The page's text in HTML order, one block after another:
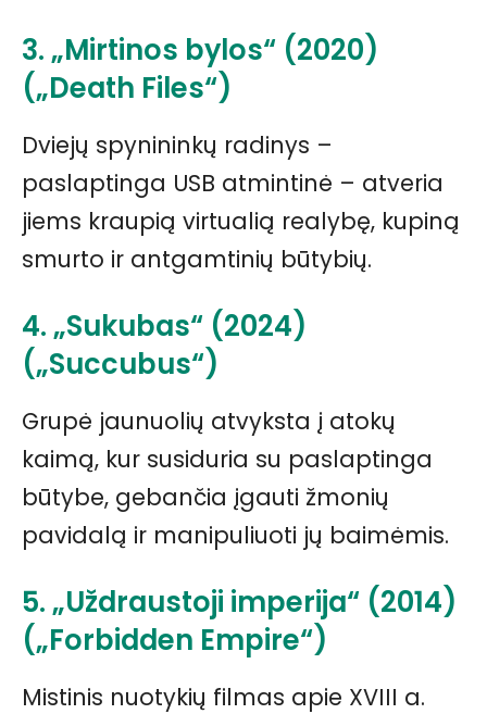
3. „Mirtinos bylos“ (2020)
(„Death Files“)
Dviejų spynininkų radinys –
paslaptinga USB atmintinė – atveria
jiems kraupią virtualią realybę, kupiną
smurto ir antgamtinių būtybių.
4. „Sukubas“ (2024)
(„Succubus“)
Grupė jaunuolių atvyksta į atokų
kaimą, kur susiduria su paslaptinga
būtybe, gebančia įgauti žmonių
pavidalą ir manipuliuoti jų baimėmis.
5. „Uždraustoji imperija“ (2014)
(„Forbidden Empire“)
Mistinis nuotykių filmas apie XVIII a.